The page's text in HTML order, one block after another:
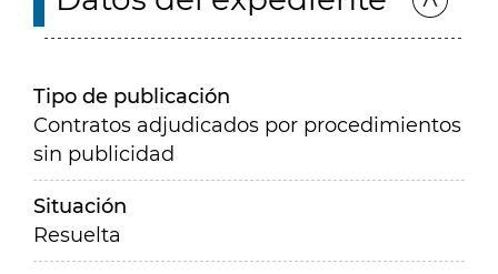
Tipo de publicación
Contratos adjudicados por procedimientos
sin publicidad
Situación
Resuelta